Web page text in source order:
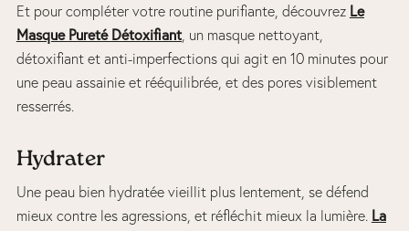
Et pour compléter votre routine purifiante, découvrez Le
Masque Pureté Détoxifiant, un masque nettoyant,
détoxifiant et anti-imperfections qui agit en 10 minutes pour
une peau assainie et rééquilibrée, et des pores visiblement
resserrés.
Hydrater
Une peau bien hydratée vieillit plus lentement, se défend
mieux contre les agressions, et réfléchit mieux la lumière. La